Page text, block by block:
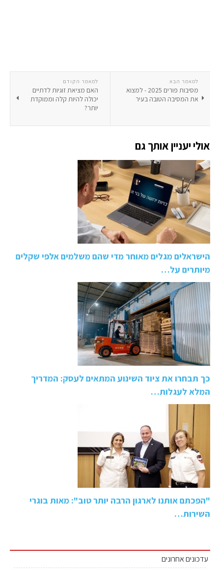
למאמר הקודם
האם מציאת זוגיות לדתיים
יכולה להיות קלה וממוקדת
יותר?
למאמר הבא
מסיבות פורים 2025 - למצוא
את המסיבה הטובה בעיר
אולי יעניין אותך גם
הישראלים מגלים מאוחר מדי שהם משלמים אלפי שקלים
מיותרים על…
כך תבחרו את ציוד השינוע המתאים לעסק: המדריך
המלא לעגלות…
"הפכתם אותנו לארגון הרבה יותר טוב": מאות בוגרי
השירות…
עדכונים אחרונים